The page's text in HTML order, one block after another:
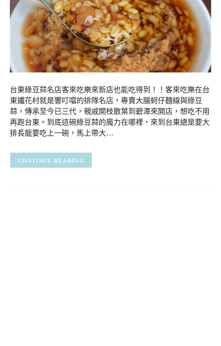
台東綠豆蒜名店客來吃樂來新店也能吃得到！！客來吃樂在台
東鐵花村就是響叮噹的排隊名店，專賣大腸蚵仔麵線與綠豆
蒜，傳承至今已三代，親戚開枝散葉到碧潭來開店，想吃不用
再跑台東。到底這碗綠豆蒜的魔力在哪裡，來到台東總是要大
排長龍要吃上一碗，馬上帶大…
CONTINUE READING